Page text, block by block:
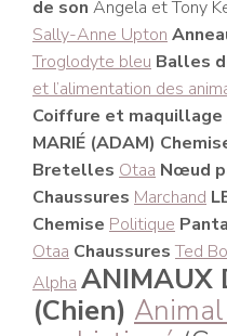
de son Angela et Tony
Sally-Anne Upton
Troglodyte bleu Balles
et l’alimentation des
Coiffure et maquillage
MARIÉ (ADAM)
Bretelles Otaa Nœud
Chaussures Marchand
Chemise Politique
Otaa Chaussures Ted
Alpha ANIMAUX
(Chien)